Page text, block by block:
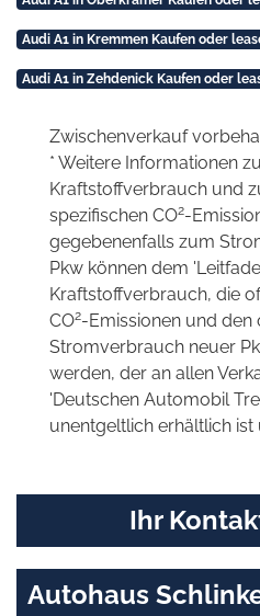
Audi A1 in Kremmen Kaufen oder
Audi A1 in Zehdenick Kaufen oder
Zwischenverkauf
* Weitere Informationen
Kraftstoffverbrauch und
spezifischen CO2-
gegebenenfalls zum
Pkw können dem
Kraftstoffverbrauch, die
CO2-Emissionen und den
Stromverbrauch neuer
werden, der an allen
'Deutschen Automobil
unentgeltlich erhältlich ist
Ihr
Autohaus